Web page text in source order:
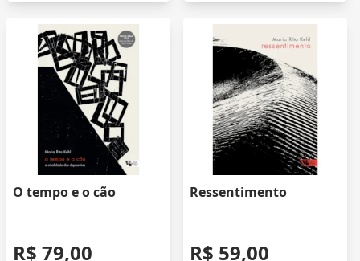
O tempo e o cão
R$ 79,00
Ressentimento
R$ 59,00